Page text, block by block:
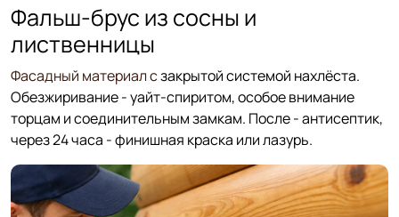
Фальш-брус из сосны и
лиственницы
Фасадный материал сзакрытой системой нахлёста.
Обезжиривание - уайт-спиритом, особое внимание
торцам и соединительным замкам. После - антисептик,
через 24 часа - финишная краска или лазурь.